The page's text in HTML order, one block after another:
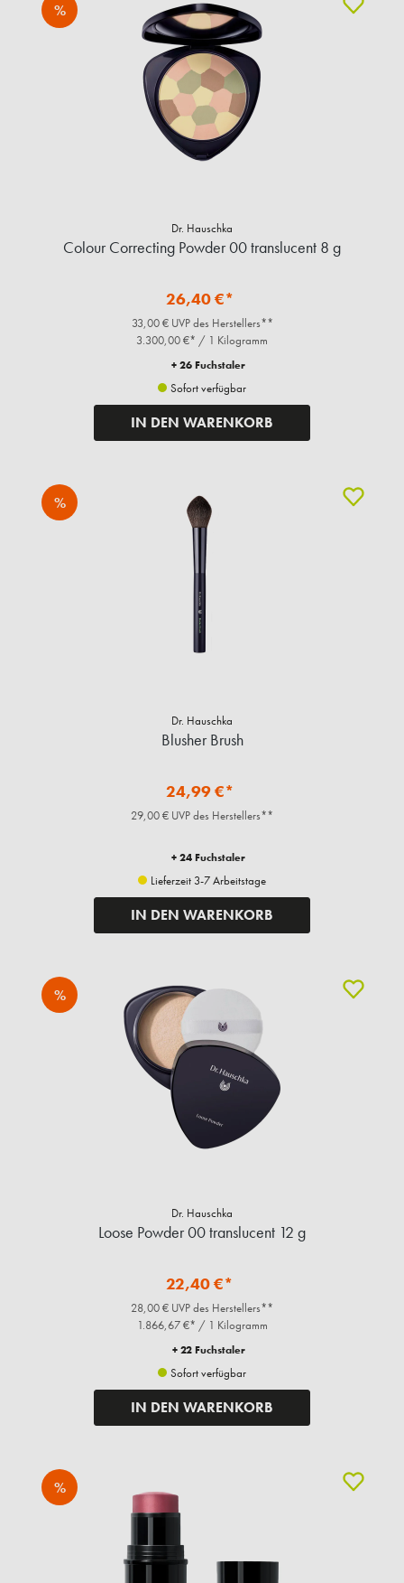
%
Dr. Hauschka
Colour Correcting Powder 00 translucent 8 g
26,40 €*
33,00 € UVP des Herstellers**
3.300,00 €* / 1 Kilogramm
+ 26 Fuchstaler
Sofort verfügbar
IN DEN WARENKORB
%
Dr. Hauschka
Blusher Brush
24,99 €*
29,00 € UVP des Herstellers**
+ 24 Fuchstaler
Lieferzeit 3-7 Arbeitstage
IN DEN WARENKORB
%
Dr. Hauschka
Loose Powder 00 translucent 12 g
22,40 €*
28,00 € UVP des Herstellers**
1.866,67 €* / 1 Kilogramm
+ 22 Fuchstaler
Sofort verfügbar
IN DEN WARENKORB
%